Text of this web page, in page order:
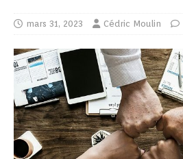
mars 31, 2023 Cédric Moulin